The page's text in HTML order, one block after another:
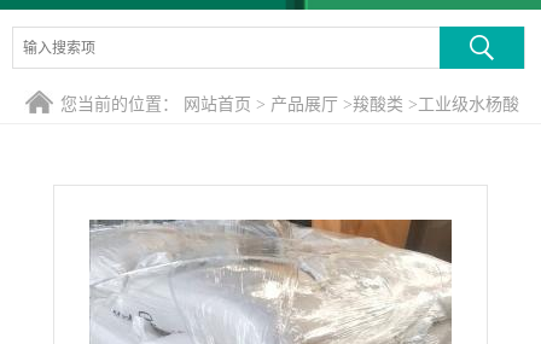
产品展厅
证书荣誉
您当前的位置： 网站首页 > 产品展厅 >羧酸类 >工业级水杨酸